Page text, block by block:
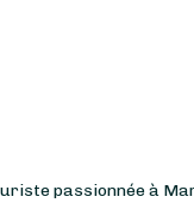
passionnée à